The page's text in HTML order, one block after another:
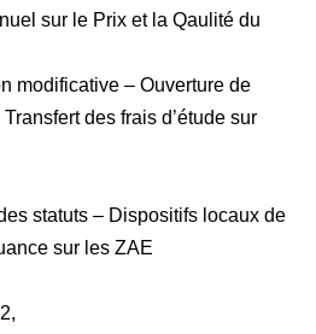
sur le Prix et la Qaulité du
modificative – Ouverture de
des frais d’étude sur
statuts – Dispositifs locaux de
sur les ZAE